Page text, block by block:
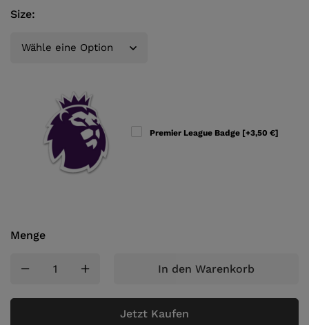
Size:
Premier League Badge [+3,50 €]
Menge
In den Warenkorb
Jetzt Kaufen